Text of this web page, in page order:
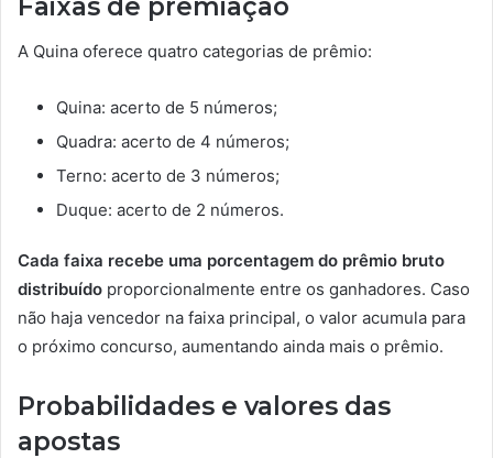
Faixas de premiação
A Quina oferece quatro categorias de prêmio:
Quina: acerto de 5 números;
Quadra: acerto de 4 números;
Terno: acerto de 3 números;
Duque: acerto de 2 números.
Cada faixa recebe uma porcentagem do prêmio bruto
distribuído proporcionalmente entre os ganhadores. Caso
não haja vencedor na faixa principal, o valor acumula para
o próximo concurso, aumentando ainda mais o prêmio.
Probabilidades e valores das
apostas